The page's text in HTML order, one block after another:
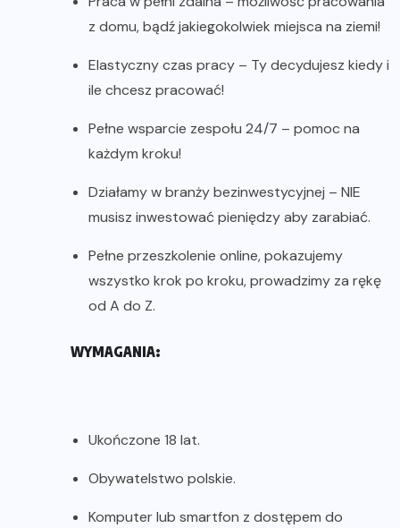
z domu, bądź jakiegokolwiek miejsca na ziemi!
Elastyczny czas pracy – Ty decydujesz kiedy i
ile chcesz pracować!
Pełne wsparcie zespołu 24/7 – pomoc na
każdym kroku!
Działamy w branży bezinwestycyjnej – NIE
musisz inwestować pieniędzy aby zarabiać.
Pełne przeszkolenie online, pokazujemy
wszystko krok po kroku, prowadzimy za rękę
od A do Z.
WYMAGANIA:
Ukończone 18 lat.
Obywatelstwo polskie.
Komputer lub smartfon z dostępem do